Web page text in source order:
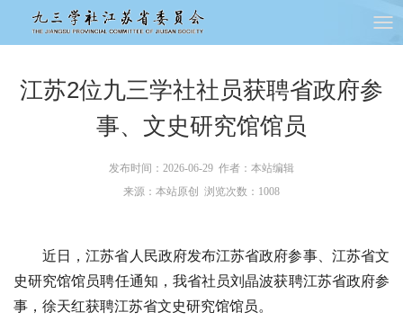
江苏2位九三学社社员获聘省政府参
事、文史研究馆馆员
发布时间：2026-06-29 作者：本站编辑
来源：本站原创 浏览次数： 1008
近日，江苏省人民政府发布江苏省政府参事、江苏省文
史研究馆馆员聘任通知，我省社员刘晶波获聘江苏省政府参
事，徐天红获聘江苏省文史研究馆馆员。